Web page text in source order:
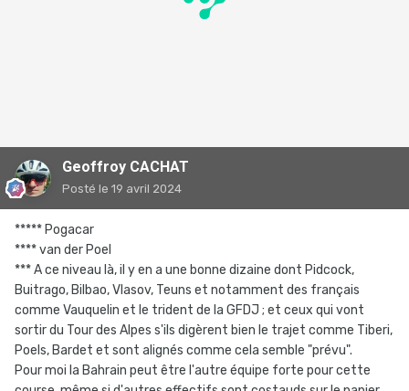
Geoffroy CACHAT
Posté le 19 avril 2024
***** Pogacar
**** van der Poel
*** A ce niveau là, il y en a une bonne dizaine dont Pidcock,
Buitrago, Bilbao, Vlasov, Teuns et notamment des français
comme Vauquelin et le trident de la GFDJ ; et ceux qui vont
sortir du Tour des Alpes s'ils digèrent bien le trajet comme Tiberi,
Poels, Bardet et sont alignés comme cela semble "prévu".
Pour moi la Bahrain peut être l'autre équipe forte pour cette